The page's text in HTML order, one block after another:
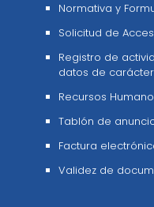
Normativa y
Solicitud de
Registro de
datos de
Recursos
Tablón de
Factura
Validez de